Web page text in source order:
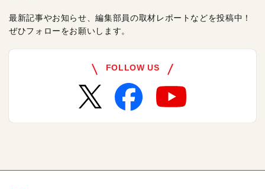
最新記事やお知らせ、編集部員の取材レポートなどを投稿中！
ぜひフォローをお願いします。
FOLLOW US